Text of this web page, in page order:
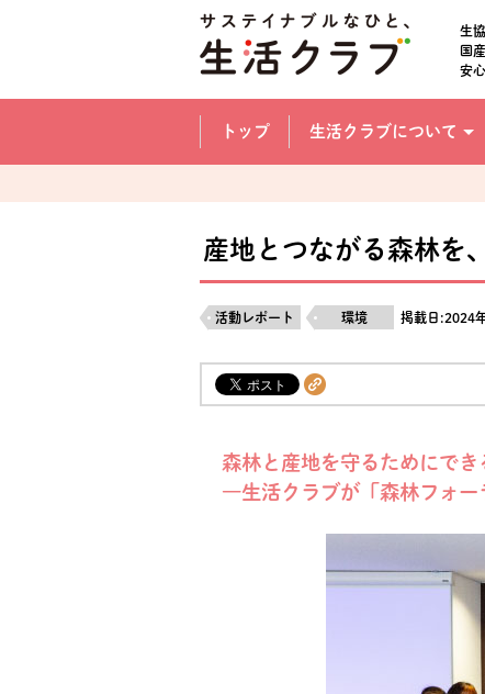
生
国
安
ここからサイト内共通メニューです。
サイト内共通メニューをスキップする
トップ 生活クラブについて
産地とつながる森林を
活動レポート 環境 掲載日:2024
森林と産地を守るためにでき
―生活クラブが「森林フォー